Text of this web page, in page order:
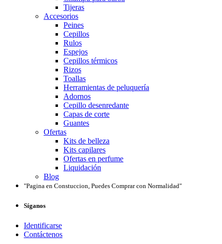
Tijeras
Accesorios
Peines
Cepillos
Rulos
Espejos
Cepillos térmicos
Rizos
Toallas
Herramientas de peluquería
Adornos
Cepillo desenredante
Capas de corte
Guantes
Ofertas
Kits de belleza
Kits capilares
Ofertas en perfume
Liquidación
Blog
"Pagina en Constuccion, Puedes Comprar con Normalidad"
Síganos
Identificarse
Contáctenos